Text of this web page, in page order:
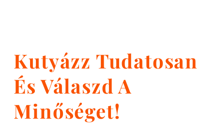
Kutyázz Tudatosan
És Válaszd A
Minőséget!